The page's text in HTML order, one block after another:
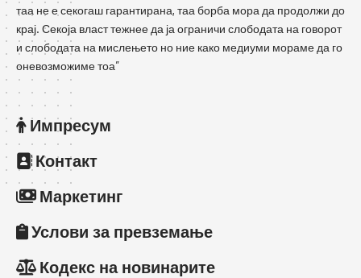
таа не е секогаш гарантирана, таа борба мора да продолжи до
крај. Секоја власт тежнее да ја ограничи слободата на говорот
и слободата на мислењето но ние како медиуми мораме да го
оневозможиме тоа”
Импресум
Контакт
Маркетинг
Услови за превземање
Кодекс на новинарите